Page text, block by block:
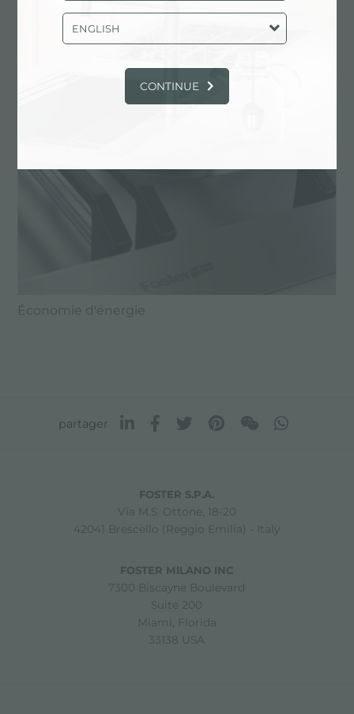
Économie d'énergie
partager
FOSTER S.P.A.
Via M.S. Ottone, 18-20
42041 Brescello (Reggio Emilia) - Italy
FOSTER MILANO INC
7300 Biscayne Boulevard
Suite 200
Miami, Florida
33138 USA
ENGLISH
CONTINUE